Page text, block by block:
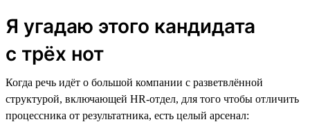
Я угадаю этого кандидата
с трёх нот
Когда речь идёт о большой компании с разветвлённой
структурой, включающей HR-отдел, для того чтобы отличить
процессника от результатника, есть целый арсенал: